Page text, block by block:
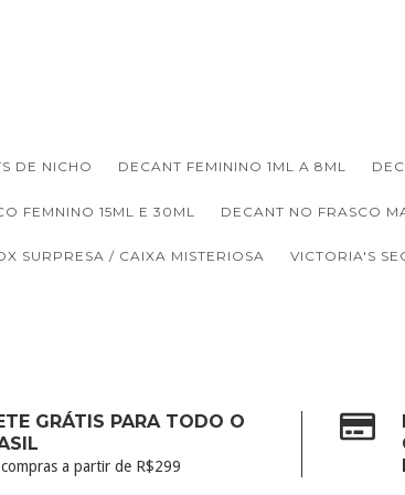
DE NICHO DECANT FEMININO 1ML A 8ML
FEMNINO 15ML E 30ML DECANT NO FRASCO
SURPRESA / CAIXA MISTERIOSA VICTORIA'S
GRÁTIS PARA TODO O
a partir de R$299